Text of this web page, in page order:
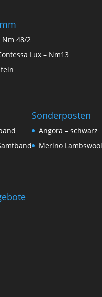
Nm 48/2
Lux – Nm13
Sonderposten
Angora – schwarz
Merino Lambswool